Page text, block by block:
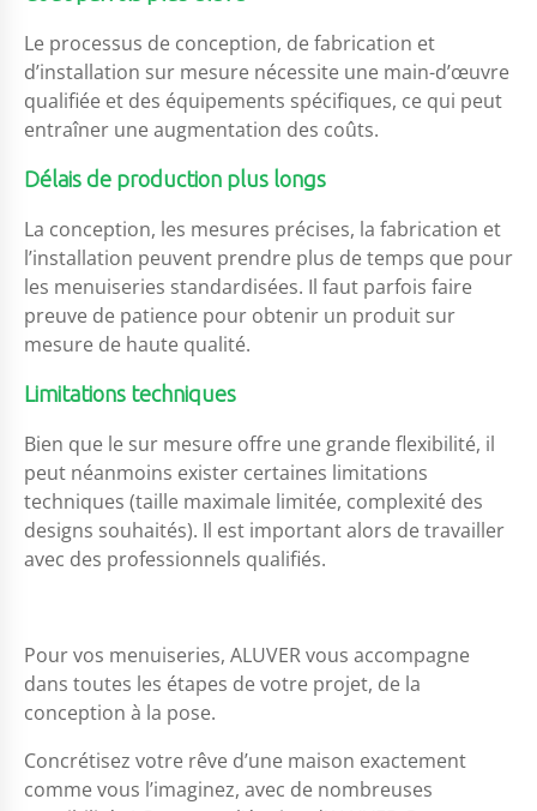
Le processus de conception, de fabrication et
d’installation sur mesure nécessite une main-d’œuvre
qualifiée et des équipements spécifiques, ce qui peut
entraîner une augmentation des coûts.
Délais de production plus longs
La conception, les mesures précises, la fabrication et
l’installation peuvent prendre plus de temps que pour
les menuiseries standardisées. Il faut parfois faire
preuve de patience pour obtenir un produit sur
mesure de haute qualité.
Limitations techniques
Bien que le sur mesure offre une grande flexibilité, il
peut néanmoins exister certaines limitations
techniques (taille maximale limitée, complexité des
designs souhaités). Il est important alors de travailler
avec des professionnels qualifiés.
Pour vos menuiseries, ALUVER vous accompagne
dans toutes les étapes de votre projet, de la
conception à la pose.
Concrétisez votre rêve d’une maison exactement
comme vous l’imaginez, avec de nombreuses